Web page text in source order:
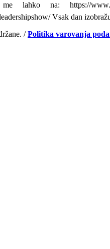
https://
Vsak dan
/Politika varovanja